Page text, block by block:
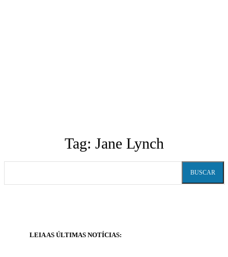
Tag: Jane Lynch
BUSCAR
LEIA AS ÚLTIMAS NOTÍCIAS: